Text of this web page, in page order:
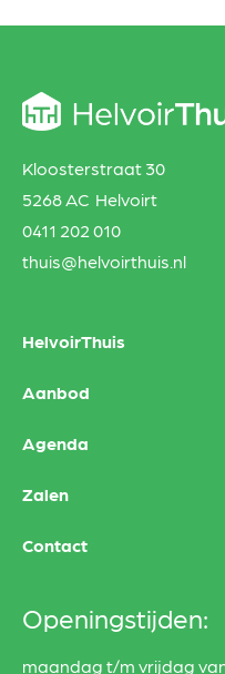
Kloosterstraat 30
5268 AC Helvoirt
0411 202 010
thuis@helvoirthuis.nl
HelvoirThuis
Aanbod
Agenda
Zalen
Contact
Openingstijden:
maandag t/m vrijdag